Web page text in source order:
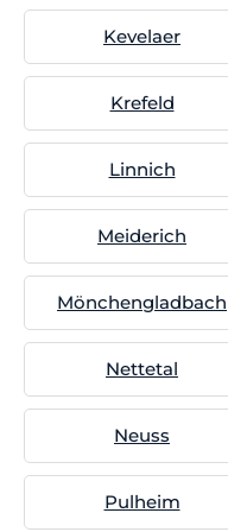
Kevelaer
Krefeld
Linnich
Meiderich
Mönchengladbach
Nettetal
Neuss
Pulheim